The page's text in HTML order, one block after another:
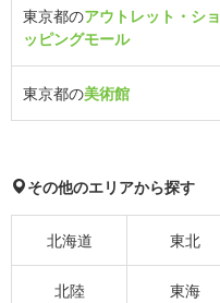
東京都のアウトレット・ショ
ッピングモール
東京都の美術館
その他のエリアから探す
北海道 東北
北陸 東海